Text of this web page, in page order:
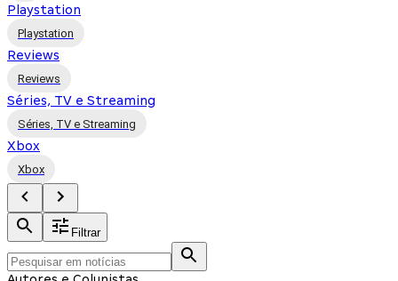
Playstation
Playstation
Reviews
Reviews
Séries, TV e Streaming
Séries, TV e Streaming
Xbox
Xbox
Filtrar